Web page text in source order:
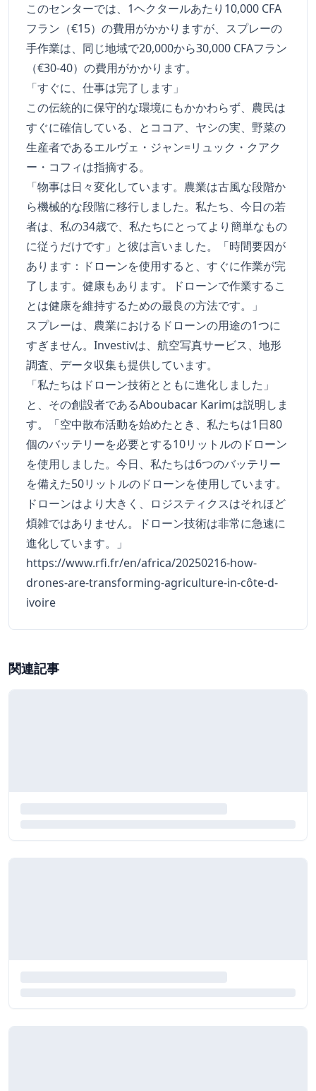
このセンターでは、1ヘクタールあたり10,000 CFA
フラン（€15）の費用がかかりますが、スプレーの
手作業は、同じ地域で20,000から30,000 CFAフラン
（€30-40）の費用がかかります。
「すぐに、仕事は完了します」
この伝統的に保守的な環境にもかかわらず、農民は
すぐに確信している、とココア、ヤシの実、野菜の
生産者であるエルヴェ・ジャン=リュック・クアク
ー・コフィは指摘する。
「物事は日々変化しています。農業は古風な段階か
ら機械的な段階に移行しました。私たち、今日の若
者は、私の34歳で、私たちにとってより簡単なもの
に従うだけです」と彼は言いました。「時間要因が
あります：ドローンを使用すると、すぐに作業が完
了します。健康もあります。ドローンで作業するこ
とは健康を維持するための最良の方法です。」
スプレーは、農業におけるドローンの用途の1つに
すぎません。Investivは、航空写真サービス、地形
調査、データ収集も提供しています。
「私たちはドローン技術とともに進化しました」
と、その創設者であるAboubacar Karimは説明しま
す。「空中散布活動を始めたとき、私たちは1日80
個のバッテリーを必要とする10リットルのドローン
を使用しました。今日、私たちは6つのバッテリー
を備えた50リットルのドローンを使用しています。
ドローンはより大きく、ロジスティクスはそれほど
煩雑ではありません。ドローン技術は非常に急速に
進化しています。」
https://www.rfi.fr/en/africa/20250216-how-
drones-are-transforming-agriculture-in-côte-d-
ivoire
関連記事